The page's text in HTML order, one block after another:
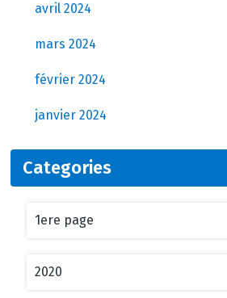
avril 2024
mars 2024
février 2024
janvier 2024
Categories
1ere page
2020